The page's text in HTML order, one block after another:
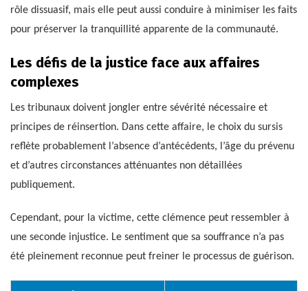
rôle dissuasif, mais elle peut aussi conduire à minimiser les faits
pour préserver la tranquillité apparente de la communauté.
Les défis de la justice face aux affaires
complexes
Les tribunaux doivent jongler entre sévérité nécessaire et
principes de réinsertion. Dans cette affaire, le choix du sursis
reflète probablement l’absence d’antécédents, l’âge du prévenu
et d’autres circonstances atténuantes non détaillées
publiquement.
Cependant, pour la victime, cette clémence peut ressembler à
une seconde injustice. Le sentiment que sa souffrance n’a pas
été pleinement reconnue peut freiner le processus de guérison.